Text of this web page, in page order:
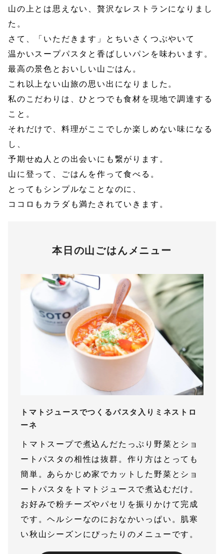
山の上とは思えない、贅沢なレストランになりまし
た。
さて、「いただきます」とちいさくつぶやいて
温かいスープパスタと香ばしいパンを味わいます。
最高の景色とおいしい山ごはん。
これ以上ない山旅の思い出になりました。
私のこだわりは、ひとつでも食材を現地で調達する
こと。
それだけで、料理がここでしか楽しめない味になる
し、
予期せぬ人との出会いにも繋がります。
山に登って、ごはんを作って食べる。
とってもシンプルなことなのに、
ココロもカラダも満たされていきます。
本日の山ごはんメニュー
トマトジュースでつくるパスタ入りミネストロ
ーネ
トマトスープで煮込んだたっぷり野菜とショ
ートパスタの相性は抜群。作り方はとっても
簡単。あらかじめ家でカットした野菜とショ
ートパスタをトマトジュースで煮込むだけ。
お好みで粉チーズやパセリを振りかけて完成
です。ヘルシーなのにおなかいっぱい。肌寒
い秋山シーズンにぴったりのメニューです。